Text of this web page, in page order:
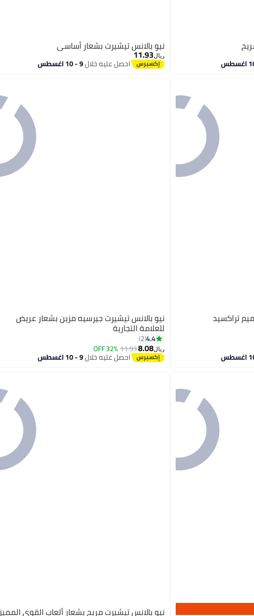
نيو بالانس تيشيرت بشعار أساسي
ريال11.93
احصل عليه خلال9 - 10 اغسطس
تراكسيد
6
نيو بالانس تيشيرت جيرسيه مزين بشعار عريض
للعلامة التجارية
4.4
2
ريال8.08
11.93
32% OFF
احصل عليه خلال9 - 10 اغسطس
نيو بالانس تيشيرت مريح بشعار ألعاب القوى المميز